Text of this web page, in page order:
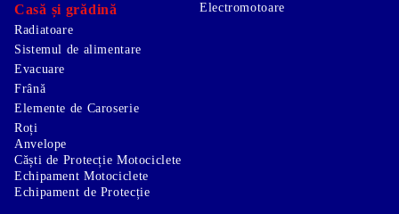
Casă și grădină
Electromotoare
Radiatoare
Sistemul de alimentare
Evacuare
Frână
Elemente de Caroserie
Roți
Anvelope
Căști de Protecție Motociclete
Echipament Motociclete
Echipament de Protecție